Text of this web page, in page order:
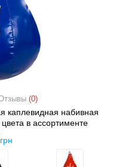
(0)
каплевидная набивная
в ассортименте
грн